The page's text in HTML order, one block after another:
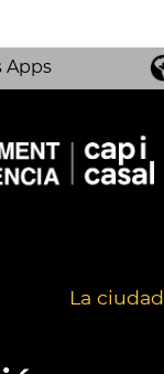
Apps
La ciudad